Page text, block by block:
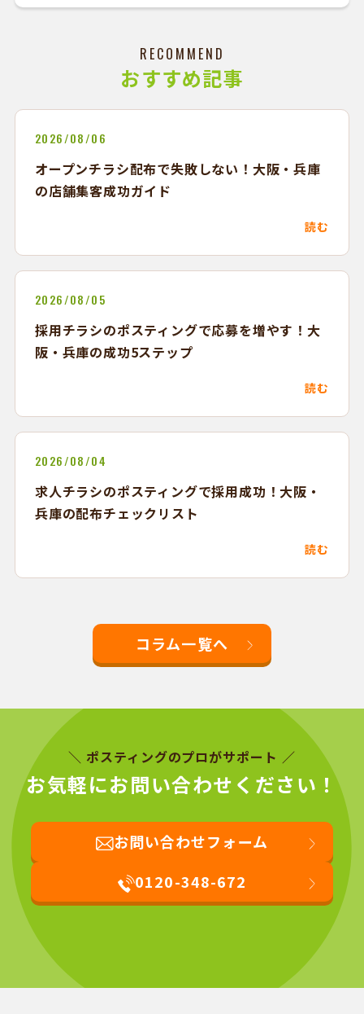
RECOMMEND
おすすめ記事
2026/08/06
オープンチラシ配布で失敗しない！大阪・兵庫
の店舗集客成功ガイド
読む
2026/08/05
採用チラシのポスティングで応募を増やす！大
阪・兵庫の成功5ステップ
読む
2026/08/04
求人チラシのポスティングで採用成功！大阪・
兵庫の配布チェックリスト
読む
コラム一覧へ
＼ ポスティングのプロがサポート ／
お気軽にお問い合わせください！
お問い合わせフォーム
0120-348-672